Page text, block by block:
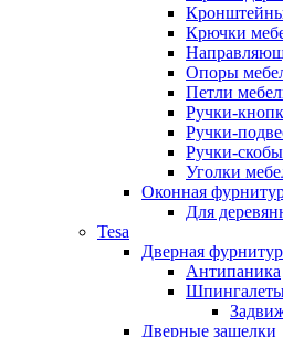
Крючки
Опоры
Петли
Ручки-
Ручки-
Ручки-
Уголки
Оконная
Для
Tesa
Дверная
Антипаника
Дверные защелки